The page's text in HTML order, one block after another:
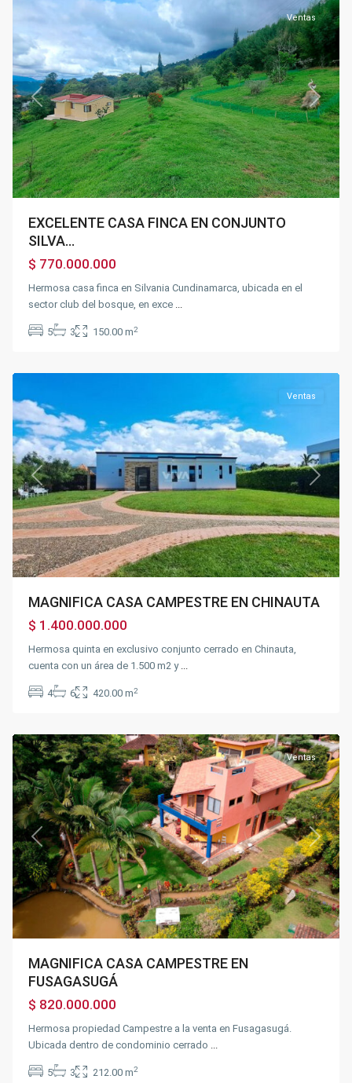
Previous Next
Ventas
EXCELENTE CASA FINCA EN CONJUNTO
SILVA...
$ 770.000.000
Hermosa casa finca en Silvania Cundinamarca, ubicada en el
sector club del bosque, en exce ...
5 3 150.00 m2
Previous Next
Ventas
MAGNIFICA CASA CAMPESTRE EN CHINAUTA
$ 1.400.000.000
Hermosa quinta en exclusivo conjunto cerrado en Chinauta,
cuenta con un área de 1.500 m2 y ...
4 6 420.00 m2
Previous Next
Ventas
MAGNIFICA CASA CAMPESTRE EN
FUSAGASUGÁ
$ 820.000.000
Hermosa propiedad Campestre a la venta en Fusagasugá.
Ubicada dentro de condominio cerrado ...
5 3 212.00 m2